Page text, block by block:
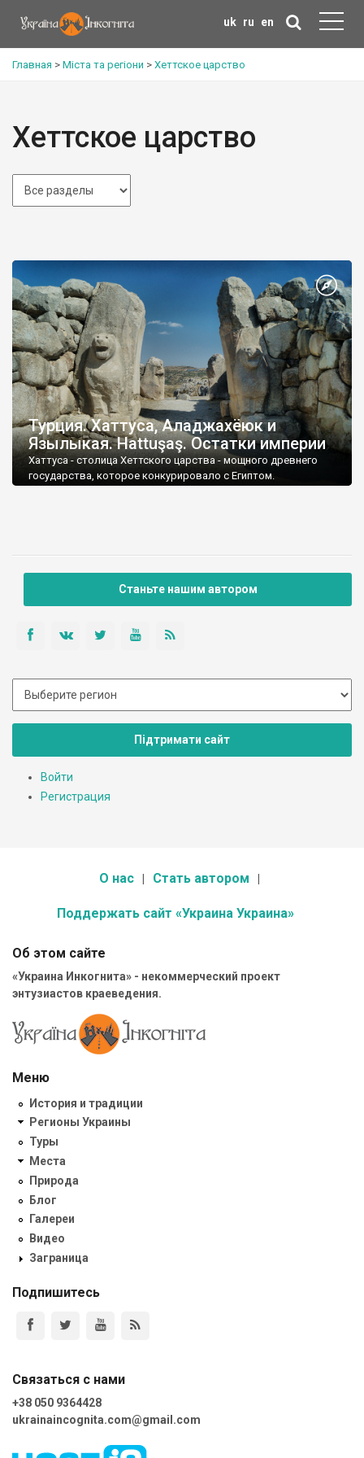
uk ru en
Главная > Міста та регіони > Хеттское царство
Хеттское царство
Турция. Хаттуса, Аладжахёюк и
Язылыкая. Hattuşaş. Остатки империи
Хаттуса - столица Хеттского царства - мощного древнего
государства, которое конкурировало с Египтом.
Станьте нашим автором
Підтримати сайт
Войти
Регистрация
О нас Стать автором
Поддержать сайт «Украина Украина»
Об этом сайте
«Украина Инкогнита» - некоммерческий проект
энтузиастов краеведения.
Меню
История и традиции
Регионы Украины
Туры
Места
Природа
Блог
Галереи
Видео
Заграница
Подпишитесь
Связаться с нами
+38 050 9364428
ukrainaincognita.com@gmail.com